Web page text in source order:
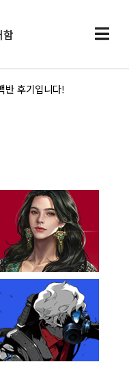
함
반 후기입니다!